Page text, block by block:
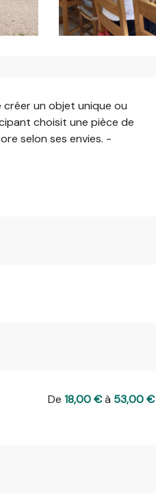
un objet unique ou
choisit une pièce de
selon ses envies. -
De18,00 €à 53,00 €